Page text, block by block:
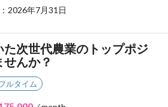
2026年7月31日
次世代農業のトップポジ
んか？
ルタイム